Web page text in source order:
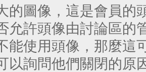
的圖像，這是會員的
允許頭像由討論區的
能使用頭像，那麼這
以詢問他們關閉的原